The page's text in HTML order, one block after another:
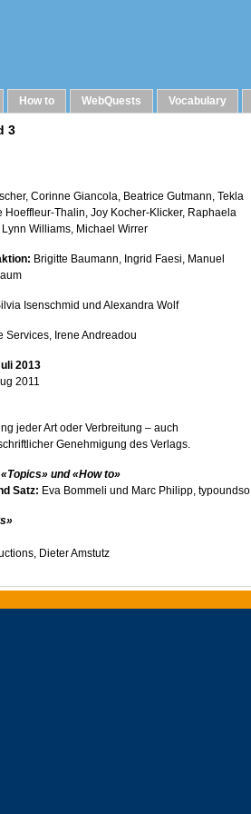
How to WebQuests Vocabulary
3
Corinne Giancola, Beatrice Gutmann, Tekla
Hoeffleur-Thalin, Joy Kocher-Klicker, Raphaela
Williams, Michael Wirrer
Brigitte Baumann, Ingrid Faesi, Manuel
Isenschmid und Alexandra Wolf
Services, Irene Andreadou
2013
2011
jeder Art oder Verbreitung – auch
Genehmigung des Verlags.
und «How to»
Satz: Eva Bommeli und Marc Philipp, typoundso
Dieter Amstutz
PET vocabulary exercises»